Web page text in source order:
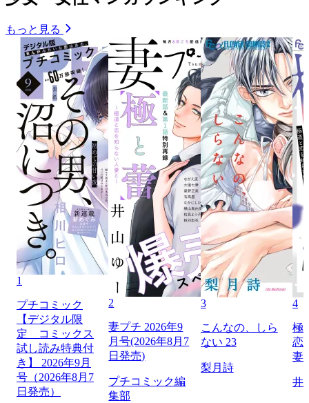
もっと見る
1
プチコミック
【デジタル限
定 コミックス
試し読み特典付
き】 2026年9月
号（2026年8月7
日発売）
2
妻プチ 2026年9
月号(2026年8月7
日発売)
プチコミック編
集部
3
こんなの、しら
ない 23
梨月詩
4
極
恋
妻
井